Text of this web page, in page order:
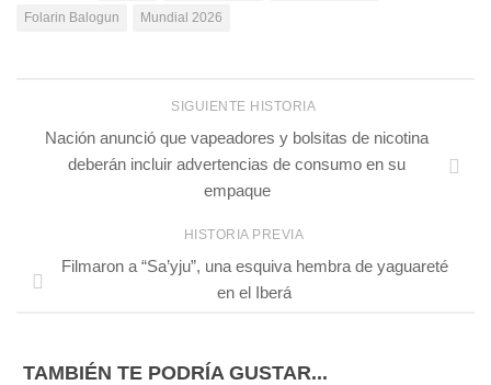
Folarin Balogun
Mundial 2026
SIGUIENTE HISTORIA
Nación anunció que vapeadores y bolsitas de nicotina
deberán incluir advertencias de consumo en su
empaque
HISTORIA PREVIA
Filmaron a “Sa’yju”, una esquiva hembra de yaguareté
en el Iberá
TAMBIÉN TE PODRÍA GUSTAR...